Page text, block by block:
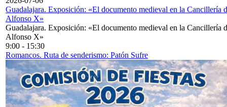
Guadalajara. Exposición: «El documento medieval en la Cancillería
Alfonso X»
Guadalajara. Exposición: «El documento medieval en la Cancillería
Alfonso X»
9:00 - 15:30
Romancos. Ruta de senderismo: Patón Sufre